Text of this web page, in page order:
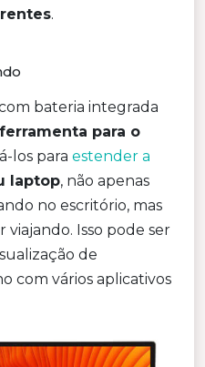
.
bateria integrada
para o
los para estender a
laptop, não apenas
no escritório, mas
Isso pode ser
de
com vários aplicativos